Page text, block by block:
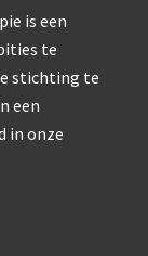
(ca. 1900)
is een
te
stichting te
een
in onze